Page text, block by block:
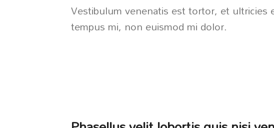
Vestibulum venenatis est tortor, et
tempus mi, non euismod mi dolor.